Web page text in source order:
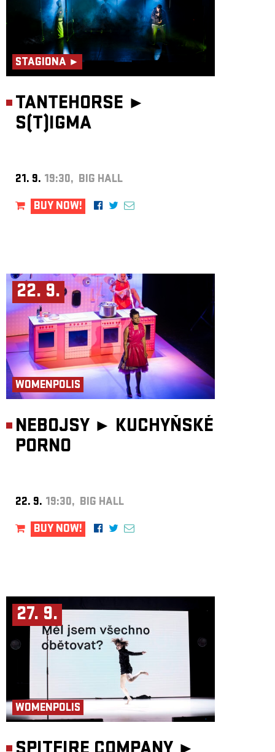
STAGIONA ►
TANTEHORSE ►
S(T)IGMA
21. 9. 19:30, BIG HALL
BUY NOW!
22. 9.
WOMENPOLIS
NEBOJSY ► KUCHYŇSKÉ
PORNO
22. 9. 19:30, BIG HALL
BUY NOW!
27. 9.
WOMENPOLIS